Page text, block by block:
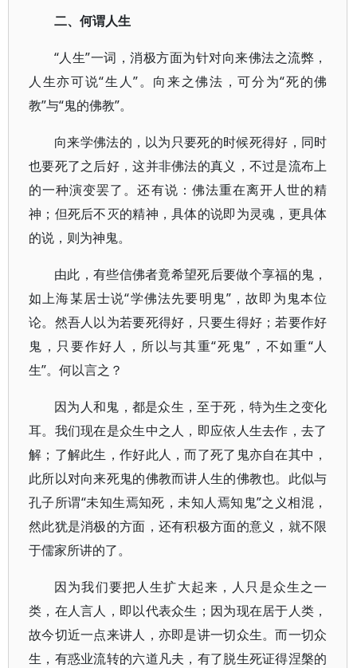
二、何谓人生
“人生”一词，消极方面为针对向来佛法之流弊，
人生亦可说“生人”。向来之佛法，可分为“死的佛
教”与“鬼的佛教”。
向来学佛法的，以为只要死的时候死得好，同时
也要死了之后好，这并非佛法的真义，不过是流布上
的一种演变罢了。还有说：佛法重在离开人世的精
神；但死后不灭的精神，具体的说即为灵魂，更具体
的说，则为神鬼。
由此，有些信佛者竟希望死后要做个享福的鬼，
如上海某居士说“学佛法先要明鬼”，故即为鬼本位
论。然吾人以为若要死得好，只要生得好；若要作好
鬼，只要作好人，所以与其重“死鬼”，不如重“人
生”。何以言之？
因为人和鬼，都是众生，至于死，特为生之变化
耳。我们现在是众生中之人，即应依人生去作，去了
解；了解此生，作好此人，而了死了鬼亦自在其中，
此所以对向来死鬼的佛教而讲人生的佛教也。此似与
孔子所谓“未知生焉知死，未知人焉知鬼”之义相混，
然此犹是消极的方面，还有积极方面的意义，就不限
于儒家所讲的了。
因为我们要把人生扩大起来，人只是众生之一
类，在人言人，即以代表众生；因为现在居于人类，
故今切近一点来讲人，亦即是讲一切众生。而一切众
生，有惑业流转的六道凡夫，有了脱生死证得涅槃的